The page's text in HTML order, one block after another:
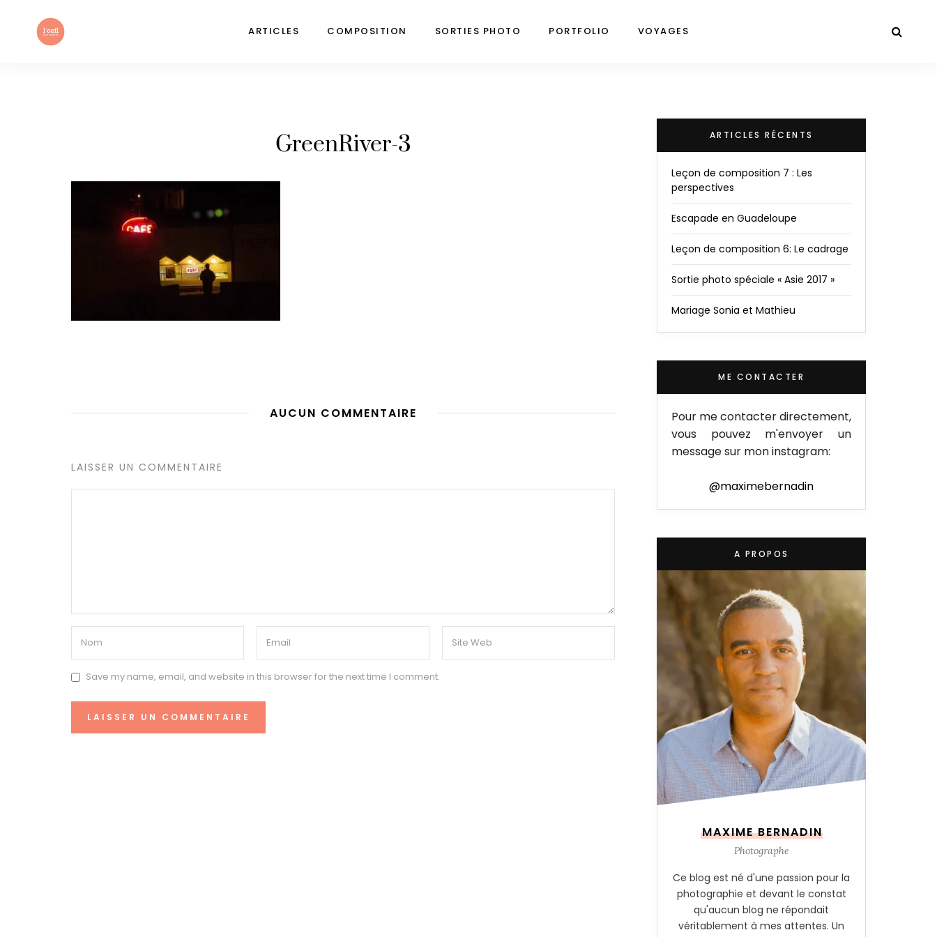
ARTICLES COMPOSITION SORTIES PHOTO PORTFOLIO VOYAGES
GreenRiver-3
AUCUN COMMENTAIRE
LAISSER UN COMMENTAIRE
Save my name, email, and website in this browser for the next time I comment.
ARTICLES RÉCENTS
Leçon de composition 7 : Les
perspectives
Escapade en Guadeloupe
Leçon de composition 6: Le cadrage
Sortie photo spéciale « Asie 2017 »
Mariage Sonia et Mathieu
ME CONTACTER
Pour me contacter directement,
vous pouvez m'envoyer un
message sur mon instagram:
@maximebernadin
A PROPOS
MAXIME BERNADIN
Photographe
Ce blog est né d'une passion pour la
photographie et devant le constat
qu'aucun blog ne répondait
véritablement à mes attentes. Un